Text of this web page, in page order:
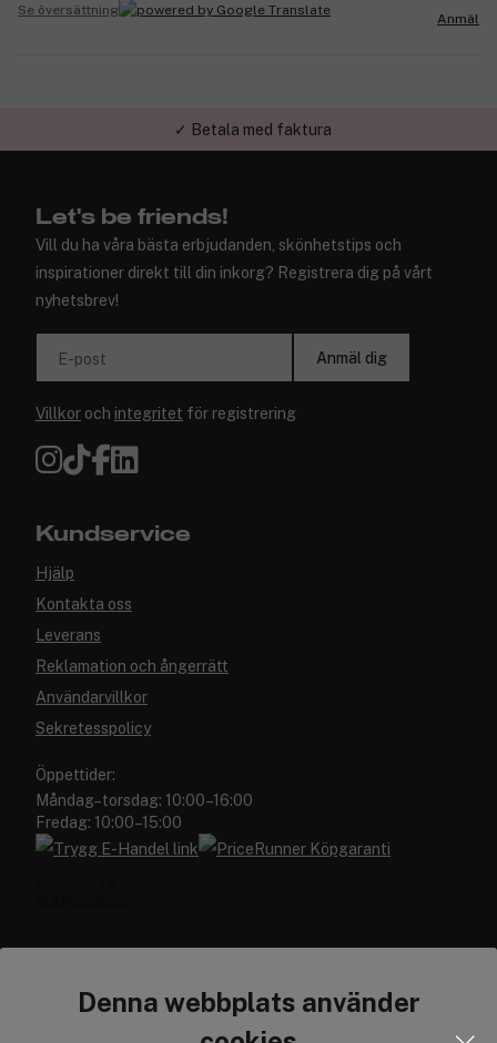
Denna webbplats använder
Se översättning
Anmäl
✓ Betala med faktura
Let's be friends!
Vill du ha våra bästa erbjudanden, skönhetstips och
inspirationer direkt till din inkorg? Registrera dig på vårt
nyhetsbrev!
E-post Anmäl dig
Villkor och integritet för registrering
Kundservice
Hjälp
Kontakta oss
Leverans
Reklamation och ångerrätt
Användarvillkor
Sekretesspolicy
Öppettider:
Måndag–torsdag: 10:00–16:00
Fredag: 10:00–15:00
Cocopanda.se